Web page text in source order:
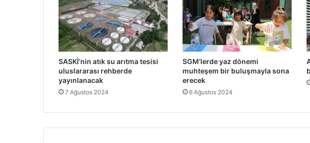
SASKİ’nin atık su arıtma tesisi
uluslararası rehberde
yayınlanacak
7 Ağustos 2024
SGM’lerde yaz dönemi
muhteşem bir buluşmayla sona
erecek
6 Ağustos 2024